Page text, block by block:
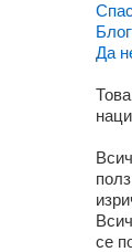
Да
се